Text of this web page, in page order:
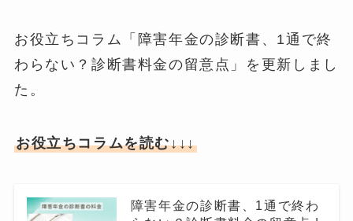
お役立ちコラム「障害年金の診断書、1通で終
わらない？診断書料金の留意点」を更新しまし
た。
お役立ちコラムを読む↓↓↓
障害年金の診断書、1通で終わ